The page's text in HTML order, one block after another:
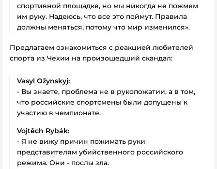
спортивной площадке, но мы никогда не пожмем
им руку. Надеюсь, что все это поймут. Правила
должны меняться, потому что мир изменился».
Предлагаем ознакомиться с реакцией любителей
спорта из Чехии на произошедший скандал:
Vasyl Ožynskyj:
- Вы знаете, проблема не в рукопожатии, а в том,
что российские спортсмены были допущены к
участию в чемпионате.
Vojtěch Rybák:
- Я не вижу причин пожимать руки
представителям убийственного российского
режима. Они - послы зла.